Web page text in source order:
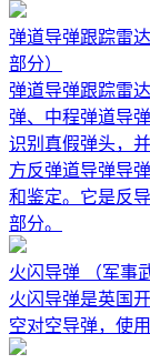
弹道导弹跟踪雷达
部分）
弹道导弹跟踪雷
弹、中程弹道导
识别真假弹头，
方反弹道导弹导
和鉴定。它是反
部分。
火闪导弹
（军事
火闪导弹是英国
空对空导弹，使